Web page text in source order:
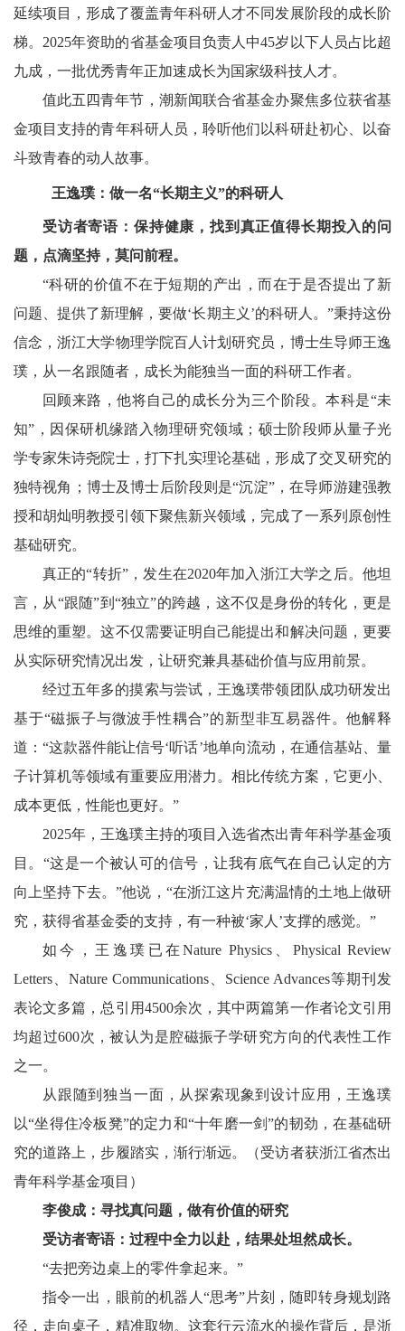
延续项目，形成了覆盖青年科研人才不同发展阶段的成长阶
梯。2025年资助的省基金项目负责人中45岁以下人员占比超
九成，一批优秀青年正加速成长为国家级科技人才。
值此五四青年节，潮新闻联合省基金办聚焦多位获省基
金项目支持的青年科研人员，聆听他们以科研赴初心、以奋
斗致青春的动人故事。
王逸璞：做一名“长期主义”的科研人
受访者寄语：保持健康，找到真正值得长期投入的问
题，点滴坚持，莫问前程。
“科研的价值不在于短期的产出，而在于是否提出了新
问题、提供了新理解，要做‘长期主义’的科研人。”秉持这份
信念，浙江大学物理学院百人计划研究员，博士生导师王逸
璞，从一名跟随者，成长为能独当一面的科研工作者。
回顾来路，他将自己的成长分为三个阶段。本科是“未
知”，因保研机缘踏入物理研究领域；硕士阶段师从量子光
学专家朱诗尧院士，打下扎实理论基础，形成了交叉研究的
独特视角；博士及博士后阶段则是“沉淀”，在导师游建强教
授和胡灿明教授引领下聚焦新兴领域，完成了一系列原创性
基础研究。
真正的“转折”，发生在2020年加入浙江大学之后。他坦
言，从“跟随”到“独立”的跨越，这不仅是身份的转化，更是
思维的重塑。这不仅需要证明自己能提出和解决问题，更要
从实际研究情况出发，让研究兼具基础价值与应用前景。
经过五年多的摸索与尝试，王逸璞带领团队成功研发出
基于“磁振子与微波手性耦合”的新型非互易器件。他解释
道：“这款器件能让信号‘听话’地单向流动，在通信基站、量
子计算机等领域有重要应用潜力。相比传统方案，它更小、
成本更低，性能也更好。”
2025年，王逸璞主持的项目入选省杰出青年科学基金项
目。“这是一个被认可的信号，让我有底气在自己认定的方
向上坚持下去。”他说，“在浙江这片充满温情的土地上做研
究，获得省基金委的支持，有一种被‘家人’支撑的感觉。”
如今，王逸璞已在Nature Physics、Physical Review
Letters、Nature Communications、Science Advances等期刊发
表论文多篇，总引用4500余次，其中两篇第一作者论文引用
均超过600次，被认为是腔磁振子学研究方向的代表性工作
之一。
从跟随到独当一面，从探索现象到设计应用，王逸璞
以“坐得住冷板凳”的定力和“十年磨一剑”的韧劲，在基础研
究的道路上，步履踏实，渐行渐远。（受访者获浙江省杰出
青年科学基金项目）
李俊成：寻找真问题，做有价值的研究
受访者寄语：过程中全力以赴，结果处坦然成长。
“去把旁边桌上的零件拿起来。”
指令一出，眼前的机器人“思考”片刻，随即转身规划路
径，走向桌子，精准取物。这套行云流水的操作背后，是浙